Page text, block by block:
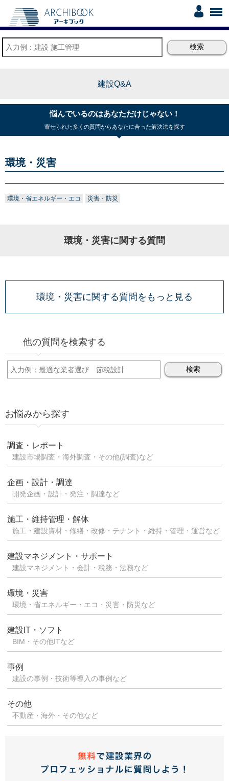
建設Q&A
悩んでいるのはあなただけじゃない！
寄せられた多くの質問からあなたに合った解決法を探す
環境・災害
環境・省エネルギー・エコ 災害・防災
環境・災害に関する質問
環境・災害に関する質問をもっと見る
他の質問を検索する
お悩みから探す
調査・レポート
建設市場調査・海外調査・その他(調査)など
企画・設計・調達
開発企画・設計・発注・調達など
施工・維持管理・解体
施工・建設資材・修繕・改修・テナント・維持・管理・運営など
建設マネジメント・サポート
建設マネジメント・会計・税務・法務など
環境・災害
環境・省エネルギー・エコ・災害・防災など
建設IT・ソフト
BIM・その他ITなど
事例
建設の事例・技術等導入の事例など
その他
不動産・海外・その他など